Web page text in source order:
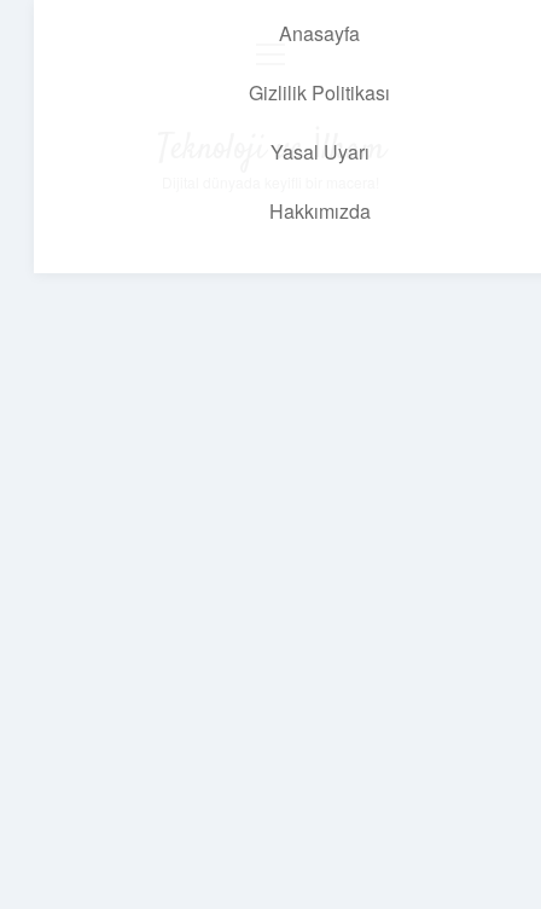
Anasayfa
Gizlilik Politikası
Yasal Uyarı
Hakkımızda
Teknoloji ve İlham